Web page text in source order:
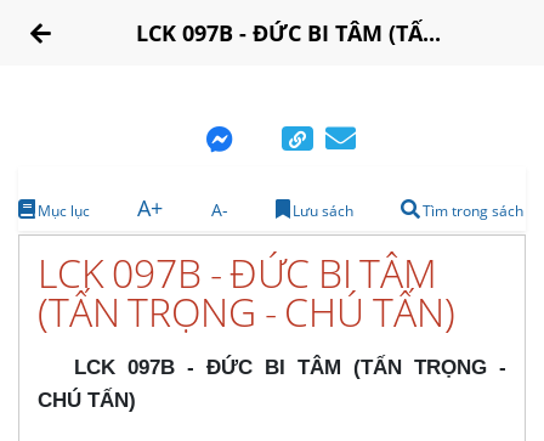
LCK 097B - ĐỨC BI TÂM (TẤ...
Mục lục A+ A- Lưu sách Tìm trong sách
LCK 097B - ĐỨC BI TÂM
(TẤN TRỌNG - CHÚ TẤN)
LCK 097B - ĐỨC BI TÂM (TẤN TRỌNG -
CHÚ TẤN)